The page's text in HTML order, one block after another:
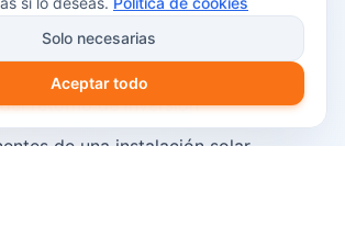
y subvenciones disponibles en
retorno de inversión
de una instalación solar
Solo necesarias
Aceptar todo